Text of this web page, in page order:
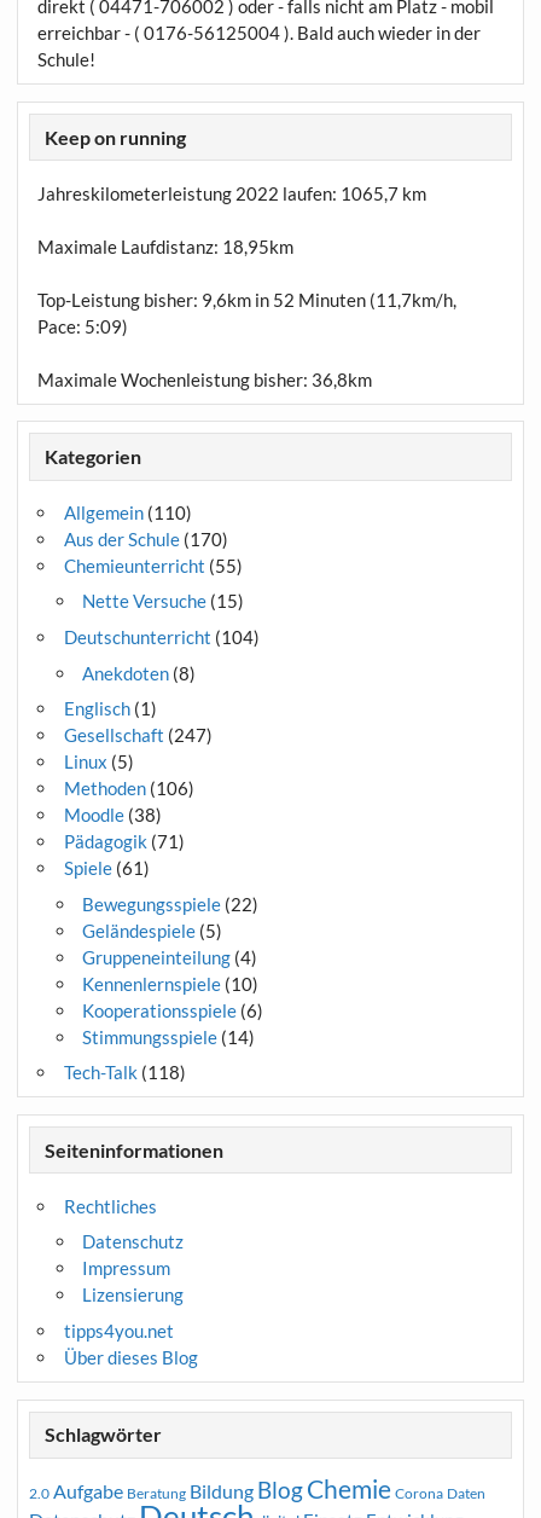
direkt ( 04471-706002 ) oder - falls nicht am Platz - mobil
erreichbar - ( 0176-56125004 ). Bald auch wieder in der
Schule!
Keep on running
Jahreskilometerleistung 2022 laufen: 1065,7 km
Maximale Laufdistanz: 18,95km
Top-Leistung bisher: 9,6km in 52 Minuten (11,7km/h,
Pace: 5:09)
Maximale Wochenleistung bisher: 36,8km
Kategorien
Allgemein(110)
Aus der Schule(170)
Chemieunterricht (55)
Nette Versuche(15)
Deutschunterricht (104)
Anekdoten(8)
Englisch(1)
Gesellschaft (247)
Linux (5)
Methoden(106)
Moodle(38)
Pädagogik (71)
Spiele(61)
Bewegungsspiele(22)
Geländespiele(5)
Gruppeneinteilung(4)
Kennenlernspiele(10)
Kooperationsspiele(6)
Stimmungsspiele(14)
Tech-Talk (118)
Seiteninformationen
Rechtliches
Datenschutz
Impressum
Lizensierung
tipps4you.net
Über dieses Blog
Schlagwörter
2.0 Aufgabe Beratung Bildung BlogChemie Corona Daten